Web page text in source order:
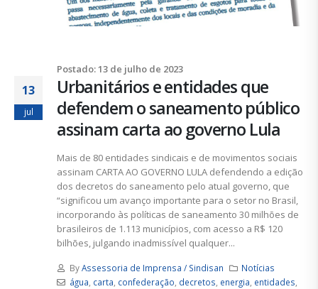
Postado: 13 de julho de 2023
13
jul
Urbanitários e entidades que
defendem o saneamento público
assinam carta ao governo Lula
Mais de 80 entidades sindicais e de movimentos sociais
assinam CARTA AO GOVERNO LULA defendendo a edição
dos decretos do saneamento pelo atual governo, que
“significou um avanço importante para o setor no Brasil,
incorporando às políticas de saneamento 30 milhões de
brasileiros de 1.113 municípios, com acesso a R$ 120
bilhões, julgando inadmissível qualquer...
ByAssessoria de Imprensa / Sindisan
Notícias
água carta confederação decretos energia entidades